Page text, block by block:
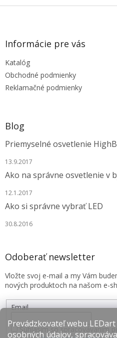
Prevádzkovateľ webu
osobných údajov,
Z
Informácie pre vás
Katalóg
Obchodné podmienky
Reklamačné podmienky
Blog
Priemyselné osvetlenie
13.9.2017
Ako na správne osvetlenie v
12.1.2017
Ako si správne vybrať LED
30.8.2016
Odoberať newsletter
Vložte svoj e-mail a my Vám
nových produktoch na našom e-
Email
Súhlasím so spracovávaním